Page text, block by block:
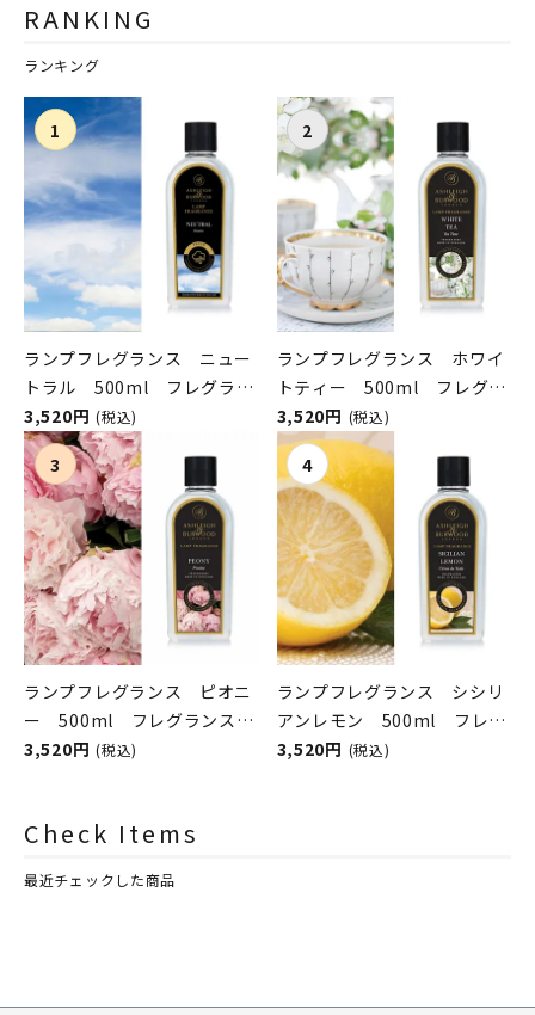
RANKING
ランキング
ランプフレグランス ニュー
トラル 500ml フレグラン
スランプ用オイル
ASHLEIGH&BURWOOD（ア
シュレイアンドバーウッド）
3,520円 (税込)
ランプフレグランス ホワイ
トティー 500ml フレグラ
ンスランプ用オイル
ASHLEIGH&BURWOOD（ア
シュレイアンドバーウッド）
3,520円 (税込)
ランプフレグランス ピオニ
ー 500ml フレグランスラ
ンプ用オイル
3,520円 (税込)
ランプフレグランス シシリ
アンレモン 500ml フレグ
ランスランプ用オイル
3,520円 (税込)
Check Items
最近チェックした商品